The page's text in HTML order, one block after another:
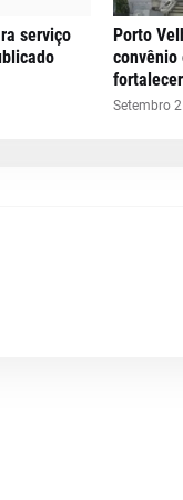
serviço
Porto
convênio
Setembro